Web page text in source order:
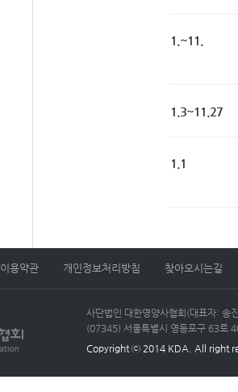
1.~11.
1.3~11.27
1.1
이용약관 개인정보처리방침 찾아오시는길
사단법인 대한영양사협회(대표자:
(07345) 서울특별시 영등포구 63
Copyright ⓒ 2014 KDA. All right